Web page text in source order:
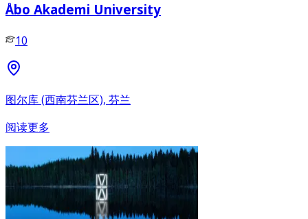
Åbo Akademi University
10
图尔库 (西南芬兰区), 芬兰
阅读更多